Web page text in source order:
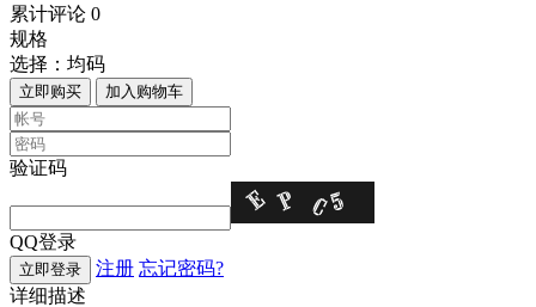
累计评论 0
规格
选择： 均码
立即购买 加入购物车
验证码
QQ登录
立即登录 注册 忘记密码?
详细描述